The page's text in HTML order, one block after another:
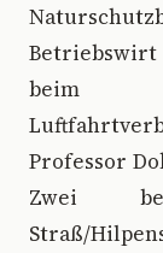
beim
Professor
Zwei
Straß/